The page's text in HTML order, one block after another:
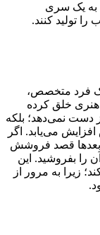
به یک سری
تولید کنند.
فرد متخصص،
خلق کرده
نمی‌دهد؛ بلکه
می‌یابد. اگر
بعدها قصد فروشش
را بفروشید. این
زیرا به مرور از